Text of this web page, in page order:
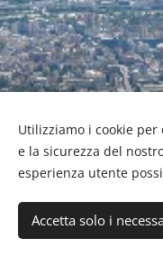
Studio Festa &
MwSt. Nr.
Utilizziamo i cookie
e la sicurezza del
esperienza utente
Accetta solo i